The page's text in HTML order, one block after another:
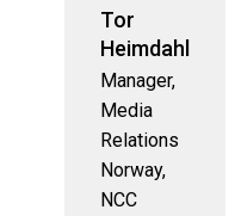
Tor
Heimdahl
Manager,
Media
Relations
Norway,
NCC